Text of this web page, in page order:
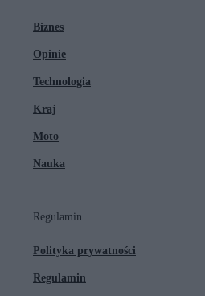
Biznes
Opinie
Technologia
Kraj
Moto
Nauka
Regulamin
Polityka prywatności
Regulamin